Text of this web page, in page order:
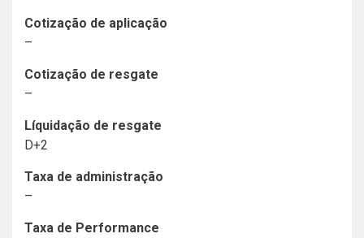
Cotização de aplicação
–
Cotização de resgate
–
Líquidação de resgate
D+2
Taxa de administração
–
Taxa de Performance